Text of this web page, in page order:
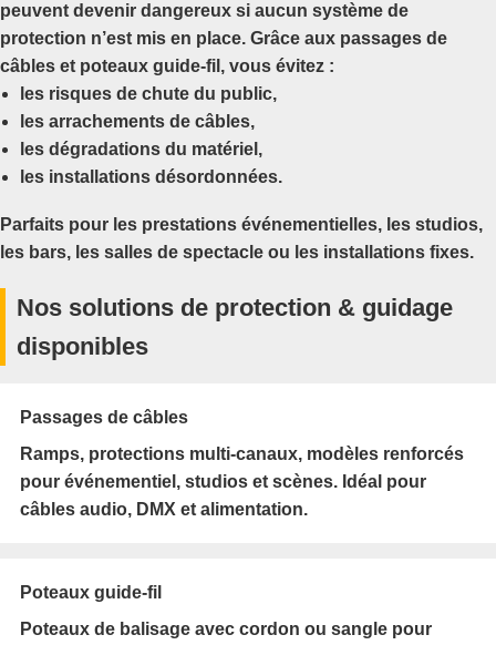
peuvent devenir dangereux si aucun système de
protection n’est mis en place. Grâce aux passages de
câbles et poteaux guide-fil , vous évitez :
les risques de chute du public,
les arrachements de câbles,
les dégradations du matériel,
les installations désordonnées.
Parfaits pour les prestations événementielles, les studios,
les bars, les salles de spectacle ou les installations fixes.
Nos solutions de protection & guidage
disponibles
Passages de câbles
Ramps, protections multi-canaux, modèles renforcés
pour événementiel, studios et scènes. Idéal pour
câbles audio, DMX et alimentation.
Poteaux guide-fil
Poteaux de balisage avec cordon ou sangle pour